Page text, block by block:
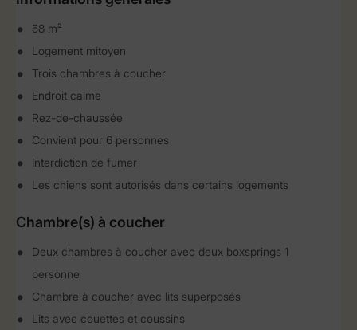
58 m²
Logement mitoyen
Trois chambres à coucher
Endroit calme
Rez-de-chaussée
Convient pour 6 personnes
Interdiction de fumer
Les chiens sont autorisés dans certains logements
Chambre(s) à coucher
Deux chambres à coucher avec deux boxsprings 1
personne
Chambre à coucher avec lits superposés
Lits avec couettes et coussins